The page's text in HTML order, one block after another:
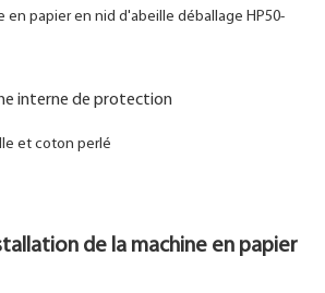
interne de protection
et coton perlé
de la machine en papier